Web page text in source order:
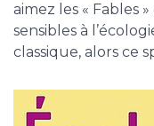
aimez les « Fables
sensibles à
classique, alors ce